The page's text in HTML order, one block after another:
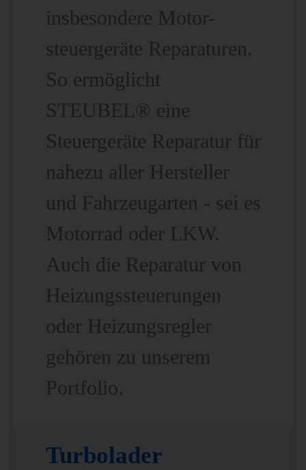
insbesondere Motor-
steuergeräte Reparaturen.
So ermöglicht
STEUBEL® eine
Steuergeräte Reparatur für
nahezu aller Hersteller
und Fahrzeugarten - sei es
Motorrad oder LKW.
Auch die Reparatur von
Heizungssteuerungen
oder Heizungsregler
gehören zu unserem
Portfolio.
Turbolader